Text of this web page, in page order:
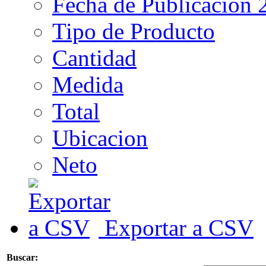
Tipo de Producto
Cantidad
Medida
Total
Ubicacion
Neto
Exportar a CSV
Buscar: